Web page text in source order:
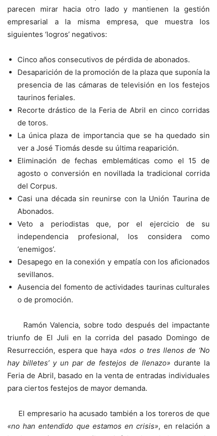
parecen mirar hacia otro lado y mantienen la gestión
empresarial a la misma empresa, que muestra los
siguientes ‘logros’ negativos:
Cinco años consecutivos de pérdida de abonados.
Desaparición de la promoción de la plaza que suponía la
presencia de las cámaras de televisión en los festejos
taurinos feriales.
Recorte drástico de la Feria de Abril en cinco corridas
de toros.
La única plaza de importancia que se ha quedado sin
ver a José Tiomás desde su última reaparición.
Eliminación de fechas emblemáticas como el 15 de
agosto o conversión en novillada la tradicional corrida
del Corpus.
Casi una década sin reunirse con la Unión Taurina de
Abonados.
Veto a periodistas que, por el ejercicio de su
independencia profesional, los considera como
‘enemigos’.
Desapego en la conexión y empatía con los aficionados
sevillanos.
Ausencia del fomento de actividades taurinas culturales
o de promoción.
Ramón Valencia, sobre todo después del impactante
triunfo de El Juli en la corrida del pasado Domingo de
Resurrección, espera que haya «dos o tres llenos de ‘No
hay billetes’ y un par de festejos de llenazo» durante la
Feria de Abril, basado en la venta de entradas individuales
para ciertos festejos de mayor demanda.
El empresario ha acusado también a los toreros de que
«no han entendido que estamos en crisis», en relación a